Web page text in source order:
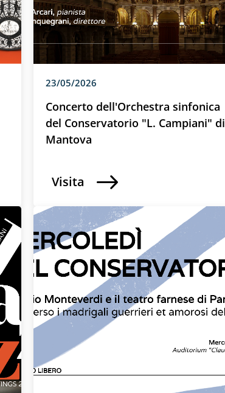
23/05/2026
Concerto dell'Orchestra sinfonica
del Conservatorio "L. Campiani" di
Mantova
Visita